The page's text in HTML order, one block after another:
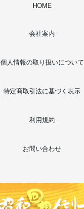
HOME
会社案内
個人情報の取り扱いについて
特定商取引法に基づく表示
利用規約
お問い合わせ